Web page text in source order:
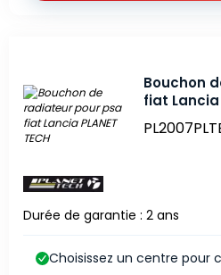
Bouchon
fiat Lancia
Durée de garantie : 2 ans
Choisissez un centre pour